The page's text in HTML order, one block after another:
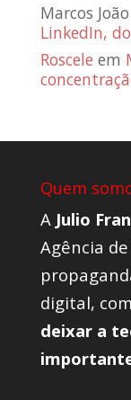
Marcos João
LinkedIn,
Roscele em
Quem
A Julio
Agência
digital,
deixar a